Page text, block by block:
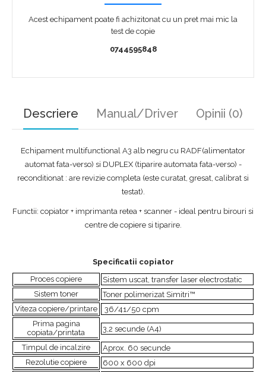
Acest echipament poate fi achizitonat cu un pret mai mic la
test de copie
0744595848
Descriere Manual/Driver Opinii (0)
Echipament multifunctional A3 alb negru cu RADF(alimentator
automat fata-verso) si DUPLEX (tiparire automata fata-verso) -
reconditionat : are revizie completa (este curatat, gresat, calibrat si
testat).
Functii: copiator + imprimanta retea + scanner - ideal pentru birouri si
centre de copiere si tiparire.
Specificatii copiator
Proces copiere
Sistem uscat, transfer laser electrostatic
Sistem toner
Toner polimerizat Simitri™
Viteza copiere/printare
36/41/50 cpm
Prima pagina
copiata/printata
3,2 secunde (A4)
Timpul de incalzire
Aprox. 60 secunde
Rezolutie copiere
600 x 600 dpi